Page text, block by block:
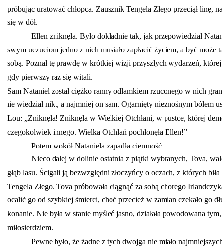
próbując uratować chłopca. Zausznik Tengela Złego przeciął linę,
się w dół.
Ellen zniknęła. Było dokładnie tak, jak przepowiedział
swym uczuciom jedno z nich musiało zapłacić życiem, a być może
sobą. Poznał tę prawdę w krótkiej wizji przyszłych wydarzeń,
gdy pierwszy raz się witali.
Sam Nataniel został ciężko ranny odłamkiem rzuconego w nich
nie wiedział nikt, a najmniej on sam. Ogarnięty nieznośnym bólem
Lou: „Zniknęła! Zniknęła w Wielkiej Otchłani, w pustce, której
czegokolwiek innego. Wielka Otchłań pochłonęła Ellen!”
Potem wokół Nataniela zapadła ciemność.
Nieco dalej w dolinie ostatnia z piątki wybranych, Tova,
głąb lasu. Ścigali ją bezwzględni złoczyńcy o oczach, z których
Tengela Złego. Tova próbowała ciągnąć za sobą chorego
ocalić go od szybkiej śmierci, choć przecież w zamian czekało go
konanie. Nie była w stanie myśleć jasno, działała powodowana
miłosierdziem.
Pewne było, że żadne z tych dwojga nie miało